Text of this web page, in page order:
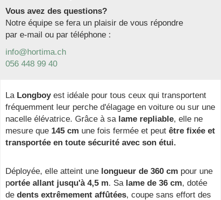
Vous avez des questions?
Notre équipe se fera un plaisir de vous répondre
par e-mail ou par téléphone :
info@hortima.ch
056 448 99 40
La Longboyest idéale pour tous ceux qui transportent
fréquemment leur perche d'élagage en voiture ou sur une
nacelle élévatrice. Grâce à sa lame repliable, elle ne
mesure que 145 cm une fois fermée et peut être fixée et
transportée en toute sécurité avec son étui.
Déployée, elle atteint une longueur de 360 cm pour une
portée allant jusqu'à 4,5 m. Sa lame de 36 cm, dotée
de dents extrêmement affûtées, coupe sans effort des